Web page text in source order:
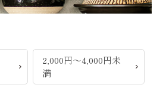
2,000円～4,000円未
満